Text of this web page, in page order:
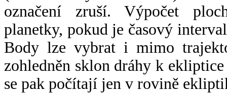
označení zruší. Výpočet
planetky, pokud je časový
Body lze vybrat i mimo
zohledněn sklon dráhy k
se pak počítají jen v rovině